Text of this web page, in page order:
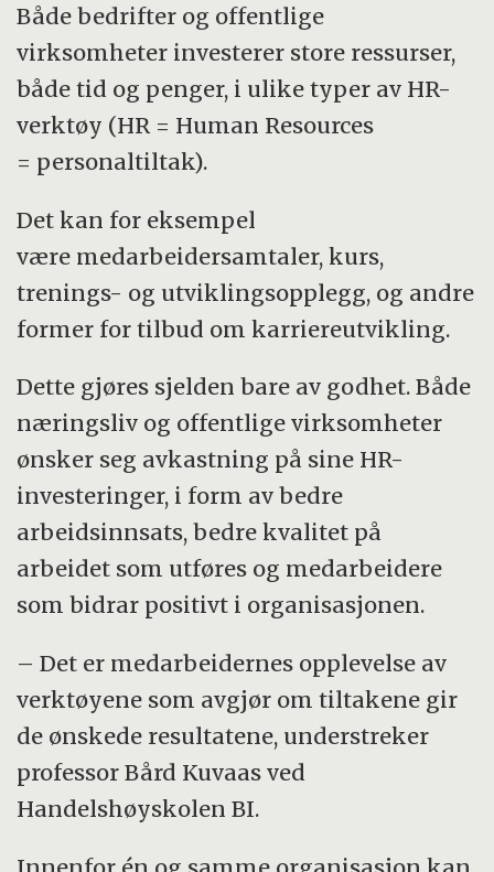
Min nærmeste overordnede bryr seg
virkelig om mine meninger.
Min nærmeste overordnede viser
interesse for at jeg har det bra på jobben.
Min nærmeste overordnede tar hensyn til
mine mål og verdier.
Min nærmeste overordnede bryr seg
egentlig ikke særlig mye om meg
Både bedrifter og offentlige
virksomheter investerer store ressurser,
både tid og penger, i ulike typer av HR-
verktøy (HR = Human Resources
= personaltiltak).
Det kan for eksempel
være medarbeidersamtaler, kurs,
trenings- og utviklingsopplegg, og andre
former for tilbud om karriereutvikling.
Dette gjøres sjelden bare av godhet. Både
næringsliv og offentlige virksomheter
ønsker seg avkastning på sine HR-
investeringer, i form av bedre
arbeidsinnsats, bedre kvalitet på
arbeidet som utføres og medarbeidere
som bidrar positivt i organisasjonen.
– Det er medarbeidernes opplevelse av
verktøyene som avgjør om tiltakene gir
de ønskede resultatene, understreker
professor Bård Kuvaas ved
Handelshøyskolen BI.